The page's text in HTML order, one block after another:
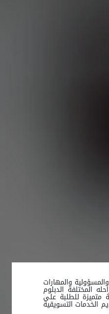
والمهارات
المختلفة الدبلوم
متميزة للطلبة على
الخدمات التسويقية